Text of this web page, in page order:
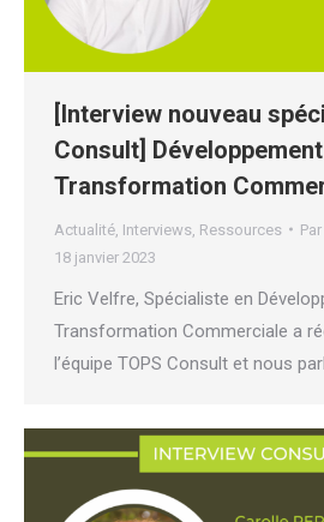
[Interview nouveau
Consult]
Transformation
Actualité Interviews Ressources Par
18 janvier 2023
Eric Velfre, Spécialiste en
Transformation Commerciale a
l’équipe TOPS Consult et nous